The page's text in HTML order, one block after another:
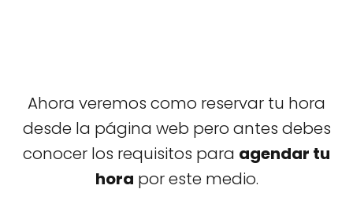
Ahora veremos como reservar tu hora
desde la página web pero antes debes
conocer los requisitos para agendar tu
hora por este medio.